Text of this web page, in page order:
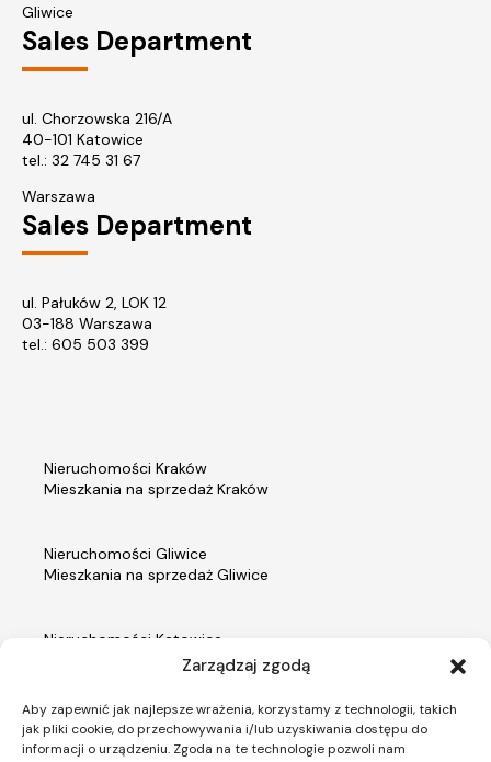
Zarządzaj zgodą
Aby zapewnić jak najlepsze wrażenia, korzystamy z technologii, takich
jak pliki cookie, do przechowywania i/lub uzyskiwania dostępu do
informacji o urządzeniu. Zgoda na te technologie pozwoli nam
Gliwice
Sales Department
ul. Chorzowska 216/A
40-101 Katowice
tel.: 32 745 31 67
Warszawa
Sales Department
ul. Pałuków 2, LOK 12
03-188 Warszawa
tel.: 605 503 399
Nieruchomości Kraków
Mieszkania na sprzedaż Kraków
Nieruchomości Gliwice
Mieszkania na sprzedaż Gliwice
Nieruchomości Katowice
Mieszkania na sprzedaż Katowice
Nieruchomości Warszawa
Mieszkania na sprzedaż Warszawa